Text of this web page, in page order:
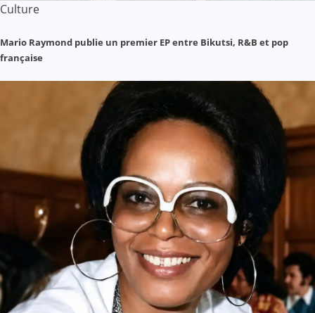
Culture
Mario Raymond publie un premier EP entre Bikutsi, R&B et pop
française